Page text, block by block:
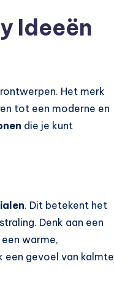
Ideeën
Het merk
tot een moderne en
die je kunt
. Dit betekent het
Denk aan een
warme,
een gevoel van kalmte